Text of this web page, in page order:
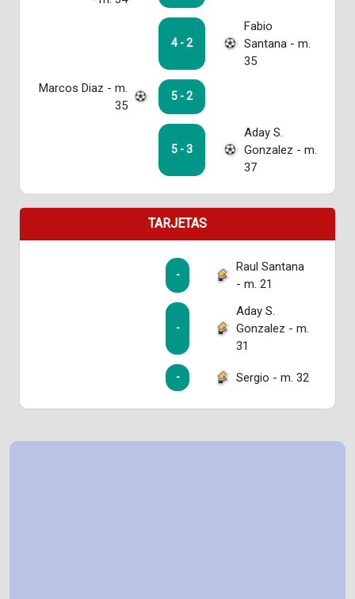
4 - 2
Fabio
Santana - m.
35
Marcos Diaz - m.
35
5 - 2
5 - 3
Aday S.
Gonzalez - m.
37
TARJETAS
-
Raul Santana
- m. 21
-
Aday S.
Gonzalez - m.
31
- Sergio - m. 32